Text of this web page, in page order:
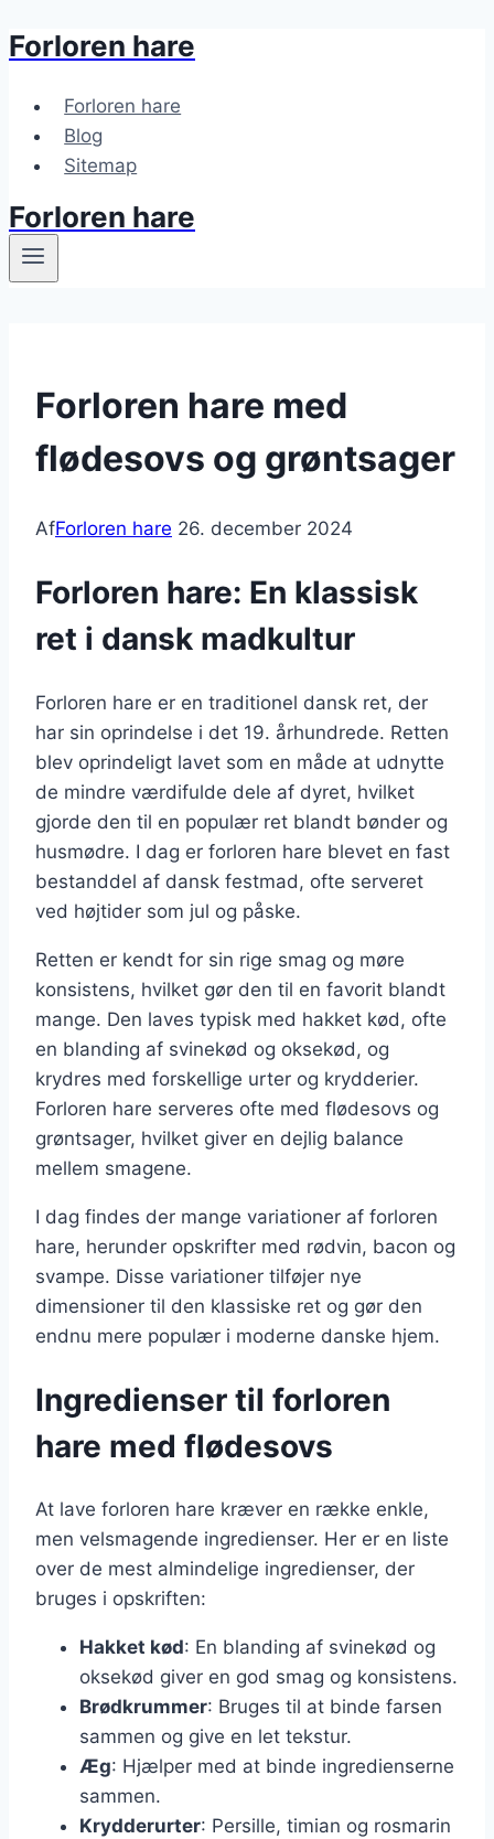
Fortsæt
indhold
Forloren hare
Forloren hare
Blog
Sitemap
Forloren hare
Forloren hare med
flødesovs og grøntsager
AfForloren hare 26. december 2024
Forloren hare: En klassisk
ret i dansk madkultur
Forloren hare er en traditionel dansk ret, der
har sin oprindelse i det 19. århundrede. Retten
blev oprindeligt lavet som en måde at udnytte
de mindre værdifulde dele af dyret, hvilket
gjorde den til en populær ret blandt bønder og
husmødre. I dag er forloren hare blevet en fast
bestanddel af dansk festmad, ofte serveret
ved højtider som jul og påske.
Retten er kendt for sin rige smag og møre
konsistens, hvilket gør den til en favorit blandt
mange. Den laves typisk med hakket kød, ofte
en blanding af svinekød og oksekød, og
krydres med forskellige urter og krydderier.
Forloren hare serveres ofte med flødesovs og
grøntsager, hvilket giver en dejlig balance
mellem smagene.
I dag findes der mange variationer af forloren
hare, herunder opskrifter med rødvin, bacon og
svampe. Disse variationer tilføjer nye
dimensioner til den klassiske ret og gør den
endnu mere populær i moderne danske hjem.
Ingredienser til forloren
hare med flødesovs
At lave forloren hare kræver en række enkle,
men velsmagende ingredienser. Her er en liste
over de mest almindelige ingredienser, der
bruges i opskriften:
Hakket kød: En blanding af svinekød og
oksekød giver en god smag og konsistens.
Brødkrummer: Bruges til at binde farsen
sammen og give en let tekstur.
Æg: Hjælper med at binde ingredienserne
sammen.
Krydderurter: Persille, timian og rosmarin